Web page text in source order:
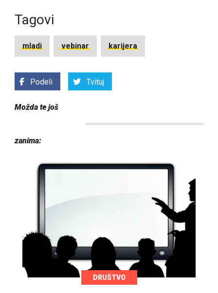
Tagovi
mladi vebinar karijera
Podeli Tvituj
Možda te još
zanima:
DRUŠTVO